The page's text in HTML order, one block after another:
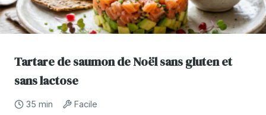
Tartare de saumon de Noël sans gluten et
sans lactose
35 min Facile